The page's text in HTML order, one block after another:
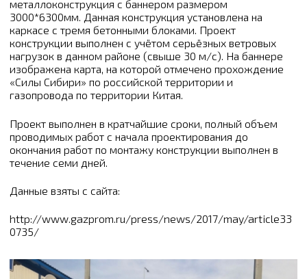
металлоконструкция с баннером размером
3000*6300мм. Данная конструкция установлена на
каркасе с тремя бетонными блоками. Проект
конструкции выполнен с учётом серьёзных ветровых
нагрузок в данном районе (свыше 30 м/с). На баннере
изображена карта, на которой отмечено прохождение
«Силы Сибири» по российской территории и
газопровода по территории Китая.
Проект выполнен в кратчайшие сроки, полный объем
проводимых работ с начала проектирования до
окончания работ по монтажу конструкции выполнен в
течение семи дней.
Данные взяты с сайта:
http://www.gazprom.ru/press/news/2017/may/article33
0735/